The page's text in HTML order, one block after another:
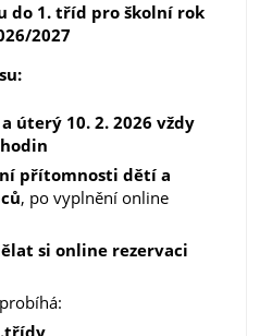
do 1. tříd pro školní rok
2027
úterý 10. 2. 2026 vždy
přítomnosti dětí a
, po vyplnění online
si online rezervaci